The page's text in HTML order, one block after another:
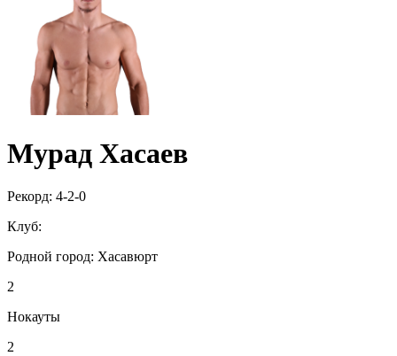
Мурад Хасаев
Рекорд: 4-2-0
Клуб:
Родной город: Хасавюрт
2
Нокауты
2